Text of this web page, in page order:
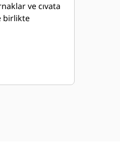
ve cıvata
birlikte